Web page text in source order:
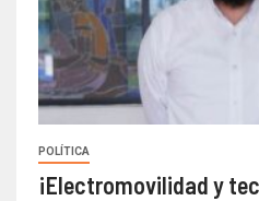
POLÍTICA
¡Electromovilidad y